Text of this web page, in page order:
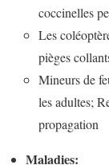
coccinelles
Les
pièges
Mineurs de
les adultes;
propagation
Maladies: